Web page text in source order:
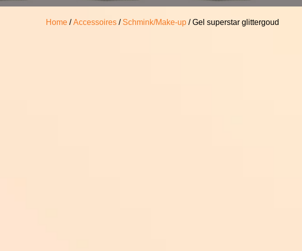
Home /Accessoires / Schmink/Make-up / Gel superstar glittergoud